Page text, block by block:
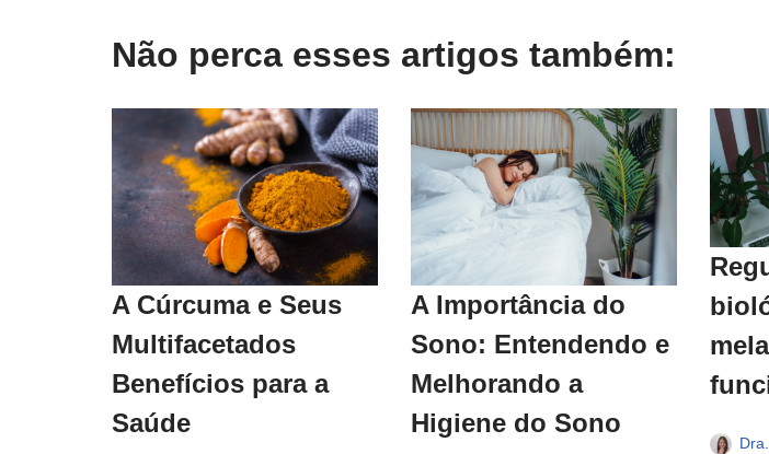
Não perca esses artigos também:
A Cúrcuma e Seus
Multifacetados
Benefícios para a
Saúde
A Importância do
Sono: Entendendo e
Melhorando a
Higiene do Sono